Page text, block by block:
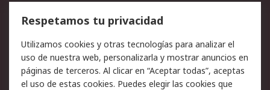
Cómo realizar pedidos
Devoluciones
Facturación y pago
Ofertas
Soporte técnico
Legal
Respetamos tu privacidad
Utilizamos cookies y otras tecnologías para analizar el
uso de nuestra web, personalizarla y mostrar anuncios en
páginas de terceros. Al clicar en “Aceptar todas”, aceptas
el uso de estas cookies. Puedes elegir las cookies que